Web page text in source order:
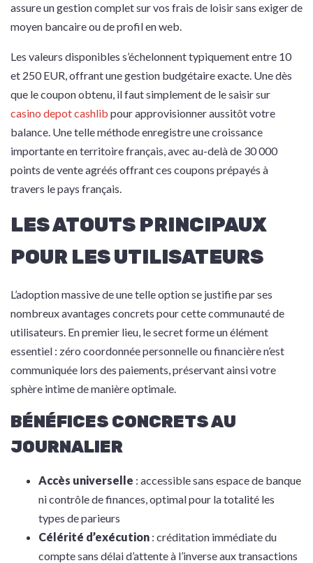
assure un gestion complet sur vos frais de loisir sans exiger de
moyen bancaire ou de profil en web.
Les valeurs disponibles s’échelonnent typiquement entre 10
et 250 EUR, offrant une gestion budgétaire exacte. Une dès
que le coupon obtenu, il faut simplement de le saisir sur
casino depot cashlib pour approvisionner aussitôt votre
balance. Une telle méthode enregistre une croissance
importante en territoire français, avec au-delà de 30 000
points de vente agréés offrant ces coupons prépayés à
travers le pays français.
LES ATOUTS PRINCIPAUX
POUR LES UTILISATEURS
L’adoption massive de une telle option se justifie par ses
nombreux avantages concrets pour cette communauté de
utilisateurs. En premier lieu, le secret forme un élément
essentiel : zéro coordonnée personnelle ou financière n’est
communiquée lors des paiements, préservant ainsi votre
sphère intime de manière optimale.
BÉNÉFICES CONCRETS AU
JOURNALIER
Accès universelle : accessible sans espace de banque
ni contrôle de finances, optimal pour la totalité les
types de parieurs
Célérité d’exécution : créditation immédiate du
compte sans délai d’attente à l’inverse aux transactions